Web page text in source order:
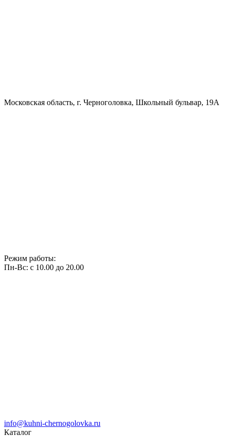
Московская область, г. Черноголовка, Школьный бульвар, 19А
Режим работы:
Пн-Вс: с 10.00 до 20.00
info@kuhni-chernogolovka.ru
Каталог